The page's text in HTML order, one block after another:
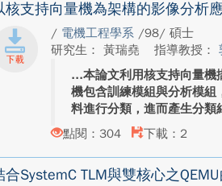
核支持向量機為架構的影像分析
/ 電機工程學系 /98/ 碩士
研究生： 黃瑞堯
指導教授：
本論文利用核支持向量機
機包含訓練模組與分析模
料進行分類，進而產生分
點閱：304
下載：2
合SystemC TLM與雙核心之